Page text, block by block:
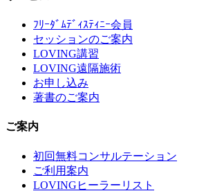
ﾌﾘｰﾀﾞﾑﾃﾞｨｽﾃｨﾆｰ会員
セッションのご案内
LOVING講習
LOVING遠隔施術
お申し込み
著書のご案内
ご案内
初回無料コンサルテーション
ご利用案内
LOVINGヒーラーリスト